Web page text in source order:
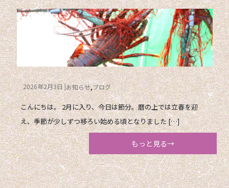
2026年2月3日 お知らせ ブログ
こんにちは。 2月に入り、今日は節分。暦の上では立春を迎
え、季節が少しずつ移ろい始める頃となりました […]
もっと見る→